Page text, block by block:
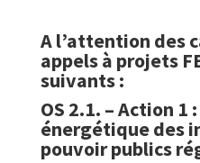
A l’attention des
appels à projets
suivants :
OS 2.1. – Action 1
énergétique des
pouvoir publics